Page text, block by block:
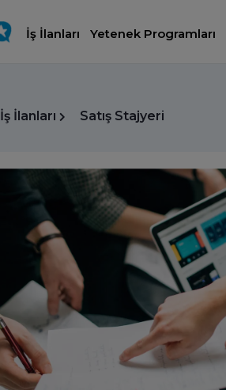
İş İlanları Yetenek Programları
İş İlanları Satış Stajyeri